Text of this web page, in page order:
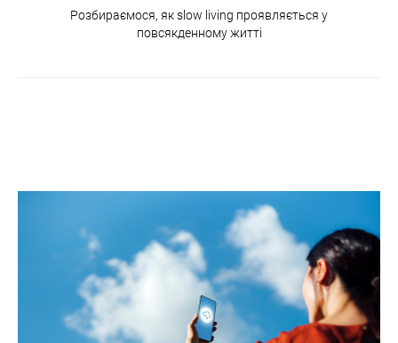
Розбираємося, як slow living проявляється у
повсякденному житті